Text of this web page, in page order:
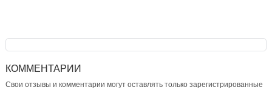
КОММЕНТАРИИ
Свои отзывы и комментарии могут оставлять только зарегистрированные